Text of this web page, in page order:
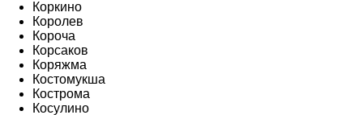
Коркино
Королев
Короча
Корсаков
Коряжма
Костомукша
Кострома
Косулино